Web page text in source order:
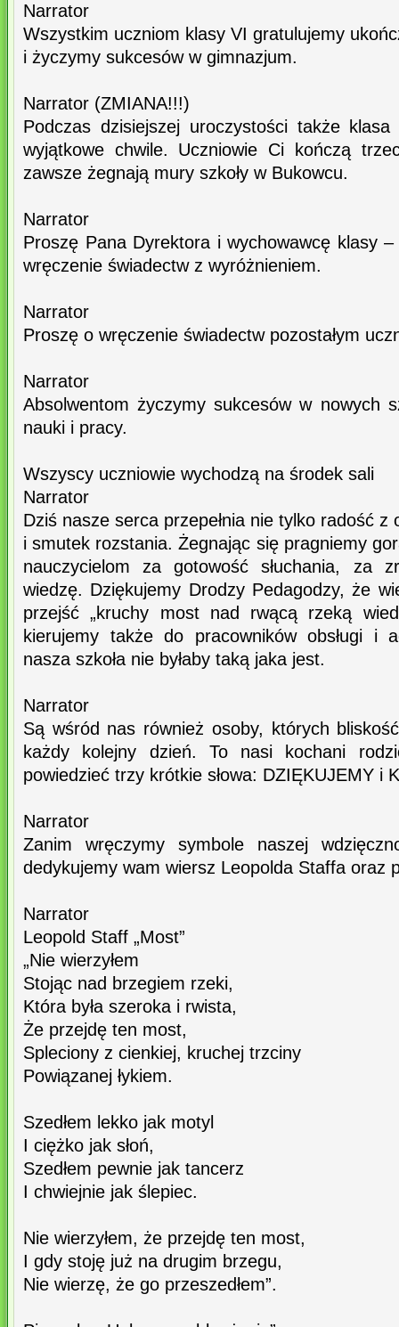
Narrator
Wszystkim uczniom klasy VI gratulujemy
i życzymy sukcesów w gimnazjum.
Narrator (ZMIANA!!!)
Podczas dzisiejszej uroczystości także
wyjątkowe chwile. Uczniowie Ci kończą
zawsze żegnają mury szkoły w Bukowcu.
Narrator
Proszę Pana Dyrektora i wychowawcę klasy
wręczenie świadectw z wyróżnieniem.
Narrator
Proszę o wręczenie świadectw pozostałym
Narrator
Absolwentom życzymy sukcesów w nowych
nauki i pracy.
Wszyscy uczniowie wychodzą na środek sali
Narrator
Dziś nasze serca przepełnia nie tylko radość z
i smutek rozstania. Żegnając się pragniemy
nauczycielom za gotowość słuchania, za
wiedzę. Dziękujemy Drodzy Pedagodzy, że
przejść „kruchy most nad rwącą rzeką
kierujemy także do pracowników obsługi i
nasza szkoła nie byłaby taką jaka jest.
Narrator
Są wśród nas również osoby, których
każdy kolejny dzień. To nasi kochani
powiedzieć trzy krótkie słowa: DZIĘKUJEMY i
Narrator
Zanim wręczymy symbole naszej
dedykujemy wam wiersz Leopolda Staffa oraz
Narrator
Leopold Staff „Most”
„Nie wierzyłem
Stojąc nad brzegiem rzeki,
Która była szeroka i rwista,
Że przejdę ten most,
Spleciony z cienkiej, kruchej trzciny
Powiązanej łykiem.
Szedłem lekko jak motyl
I ciężko jak słoń,
Szedłem pewnie jak tancerz
I chwiejnie jak ślepiec.
Nie wierzyłem, że przejdę ten most,
I gdy stoję już na drugim brzegu,
Nie wierzę, że go przeszedłem”.